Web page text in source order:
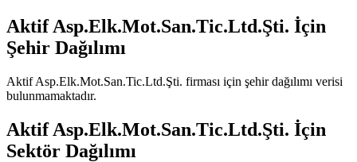
Aktif Asp.Elk.Mot.San.Tic.Ltd.Şti. İçin
Şehir Dağılımı
Aktif Asp.Elk.Mot.San.Tic.Ltd.Şti. firması için şehir dağılımı verisi
bulunmamaktadır.
Aktif Asp.Elk.Mot.San.Tic.Ltd.Şti. İçin
Sektör Dağılımı